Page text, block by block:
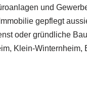
und
gepflegt
oder gründliche
Klein-